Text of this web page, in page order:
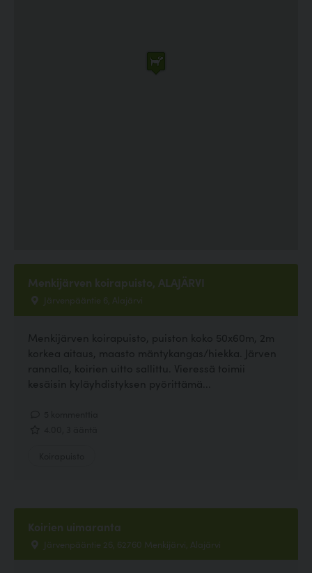
Menkijärven koirapuisto, ALAJÄRVI
Järvenpääntie 6, Alajärvi
Menkijärven koirapuisto, puiston koko 50x60m, 2m
korkea aitaus, maasto mäntykangas/hiekka. Järven
rannalla, koirien uitto sallittu. Vieressä toimii
kesäisin kyläyhdistyksen pyörittämä...
Koirien uimaranta
Järvenpääntie 26, 62760 Menkijärvi, Alajärvi